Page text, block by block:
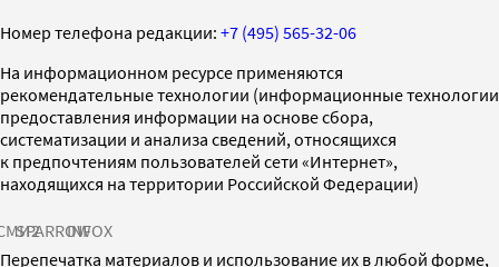
Номер телефона редакции: +7 (495) 565-32-06
На информационном ресурсе применяются
рекомендательные технологии (информационные технологии
предоставления информации на основе сбора,
систематизации и анализа сведений, относящихся
к предпочтениям пользователей сети «Интернет»,
находящихся на территории Российской Федерации)
SPARROWINFOX
Перепечатка материалов и использование их в любой форме,